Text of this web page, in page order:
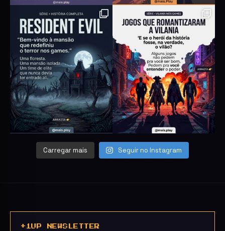
Carregar mais Seguir no Instagram
+1UP NEWSLETTER